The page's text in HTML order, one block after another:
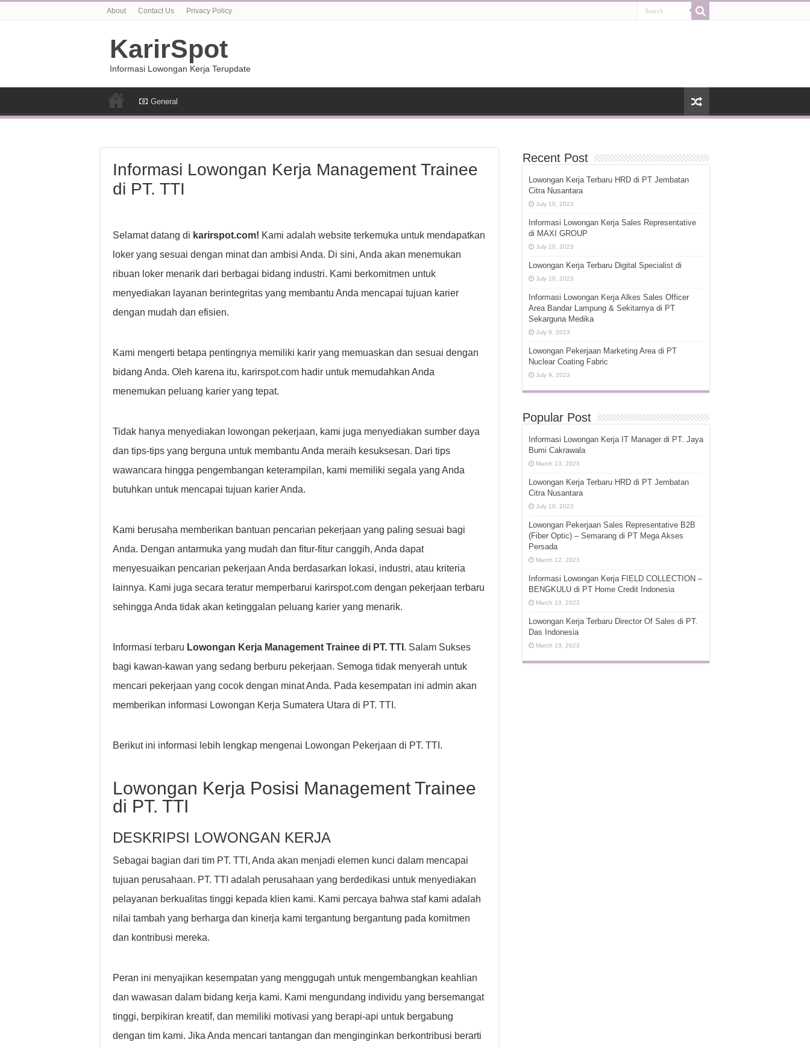
About Contact Us Privacy Policy
KarirSpot
Informasi Lowongan Kerja Terupdate
General
Informasi Lowongan Kerja Management Trainee
di PT. TTI
Selamat datang di karirspot.com! Kami adalah website terkemuka untuk mendapatkan
loker yang sesuai dengan minat dan ambisi Anda. Di sini, Anda akan menemukan
ribuan loker menarik dari berbagai bidang industri. Kami berkomitmen untuk
menyediakan layanan berintegritas yang membantu Anda mencapai tujuan karier
dengan mudah dan efisien.
Kami mengerti betapa pentingnya memiliki karir yang memuaskan dan sesuai dengan
bidang Anda. Oleh karena itu, karirspot.com hadir untuk memudahkan Anda
menemukan peluang karier yang tepat.
Tidak hanya menyediakan lowongan pekerjaan, kami juga menyediakan sumber daya
dan tips-tips yang berguna untuk membantu Anda meraih kesuksesan. Dari tips
wawancara hingga pengembangan keterampilan, kami memiliki segala yang Anda
butuhkan untuk mencapai tujuan karier Anda.
Kami berusaha memberikan bantuan pencarian pekerjaan yang paling sesuai bagi
Anda. Dengan antarmuka yang mudah dan fitur-fitur canggih, Anda dapat
menyesuaikan pencarian pekerjaan Anda berdasarkan lokasi, industri, atau kriteria
lainnya. Kami juga secara teratur memperbarui karirspot.com dengan pekerjaan terbaru
sehingga Anda tidak akan ketinggalan peluang karier yang menarik.
Informasi terbaru Lowongan Kerja Management Trainee di PT. TTI . Salam Sukses
bagi kawan-kawan yang sedang berburu pekerjaan. Semoga tidak menyerah untuk
mencari pekerjaan yang cocok dengan minat Anda. Pada kesempatan ini admin akan
memberikan informasi Lowongan Kerja Sumatera Utara di PT. TTI.
Berikut ini informasi lebih lengkap mengenai Lowongan Pekerjaan di PT. TTI.
Lowongan Kerja Posisi Management Trainee
di PT. TTI
DESKRIPSI LOWONGAN KERJA
Sebagai bagian dari tim PT. TTI, Anda akan menjadi elemen kunci dalam mencapai
tujuan perusahaan. PT. TTI adalah perusahaan yang berdedikasi untuk menyediakan
pelayanan berkualitas tinggi kepada klien kami. Kami percaya bahwa staf kami adalah
nilai tambah yang berharga dan kinerja kami tergantung bergantung pada komitmen
dan kontribusi mereka.
Peran ini menyajikan kesempatan yang menggugah untuk mengembangkan keahlian
dan wawasan dalam bidang kerja kami. Kami mengundang individu yang bersemangat
tinggi, berpikiran kreatif, dan memiliki motivasi yang berapi-api untuk bergabung
dengan tim kami. Jika Anda mencari tantangan dan menginginkan berkontribusi berarti
Recent Post
Lowongan Kerja Terbaru HRD di PT Jembatan
Citra Nusantara
July 10, 2023
Informasi Lowongan Kerja Sales Representative
di MAXI GROUP
July 10, 2023
Lowongan Kerja Terbaru Digital Specialist di
July 10, 2023
Informasi Lowongan Kerja Alkes Sales Officer
Area Bandar Lampung & Sekitarnya di PT
Sekarguna Medika
July 9, 2023
Lowongan Pekerjaan Marketing Area di PT
Nuclear Coating Fabric
July 9, 2023
Popular Post
Informasi Lowongan Kerja IT Manager di PT. Jaya
Bumi Cakrawala
March 13, 2023
Lowongan Kerja Terbaru HRD di PT Jembatan
Citra Nusantara
July 10, 2023
Lowongan Pekerjaan Sales Representative B2B
(Fiber Optic) – Semarang di PT Mega Akses
Persada
March 12, 2023
Informasi Lowongan Kerja FIELD COLLECTION –
BENGKULU di PT Home Credit Indonesia
March 13, 2023
Lowongan Kerja Terbaru Director Of Sales di PT.
Das Indonesia
March 13, 2023